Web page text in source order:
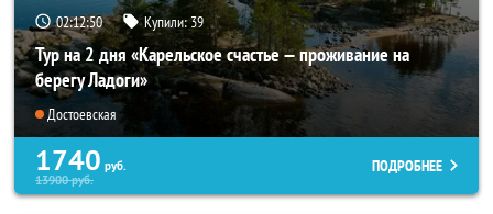
02:12:49 Купили:39
Тур на 2 дня «Карельское счастье — проживание на
берегу Ладоги»
Достоевская
1740 руб.
13900руб.
ПОДРОБНЕЕ